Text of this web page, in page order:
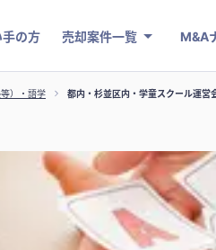
手の方 売却案件一覧 M&A
）・語学 都内・杉並区内・学童スクール運営